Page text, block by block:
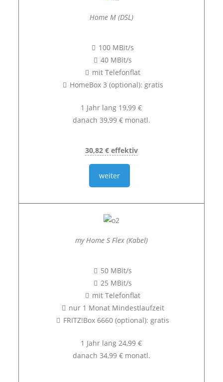
Home M (DSL)
100 MBit/s
40 MBit/s
mit Telefonflat
HomeBox 3 (optional): gratis
1 Jahr lang 19,99 €
danach 39,99 € monatl.
30,82 € effektiv
weiter
my Home S Flex (Kabel)
50 MBit/s
25 MBit/s
mit Telefonflat
nur 1 Monat Mindestlaufzeit
FRITZ!Box 6660 (optional): gratis
1 Jahr lang 24,99 €
danach 34,99 € monatl.